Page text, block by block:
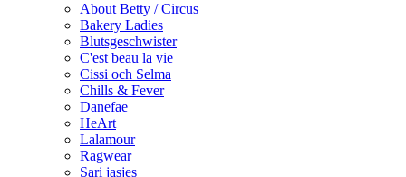
About Betty / Circus
Bakery Ladies
Blutsgeschwister
C'est beau la vie
Cissi och Selma
Chills & Fever
Danefae
HeArt
Lalamour
Ragwear
Sari jasjes